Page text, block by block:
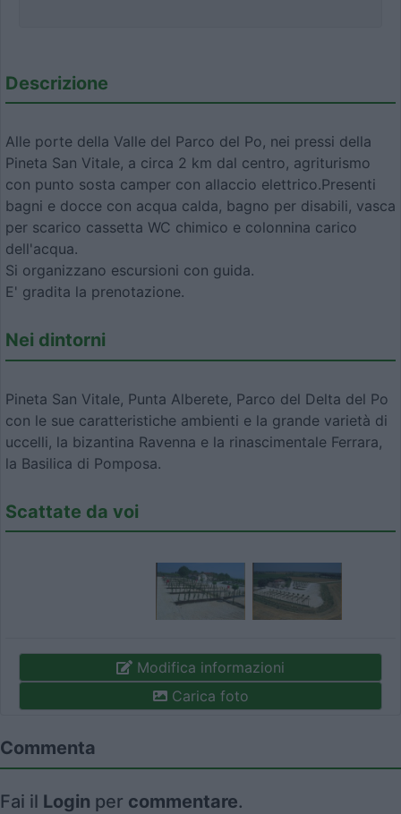
Descrizione
Alle porte della Valle del Parco del Po, nei pressi della
Pineta San Vitale, a circa 2 km dal centro, agriturismo
con punto sosta camper con allaccio elettrico.Presenti
bagni e docce con acqua calda, bagno per disabili, vasca
per scarico cassetta WC chimico e colonnina carico
dell'acqua.
Si organizzano escursioni con guida.
E' gradita la prenotazione.
Nei dintorni
Pineta San Vitale, Punta Alberete, Parco del Delta del Po
con le sue caratteristiche ambienti e la grande varietà di
uccelli, la bizantina Ravenna e la rinascimentale Ferrara,
la Basilica di Pomposa.
Scattate da voi
Modifica informazioni
Carica foto
Commenta
Fai il Login per commentare.